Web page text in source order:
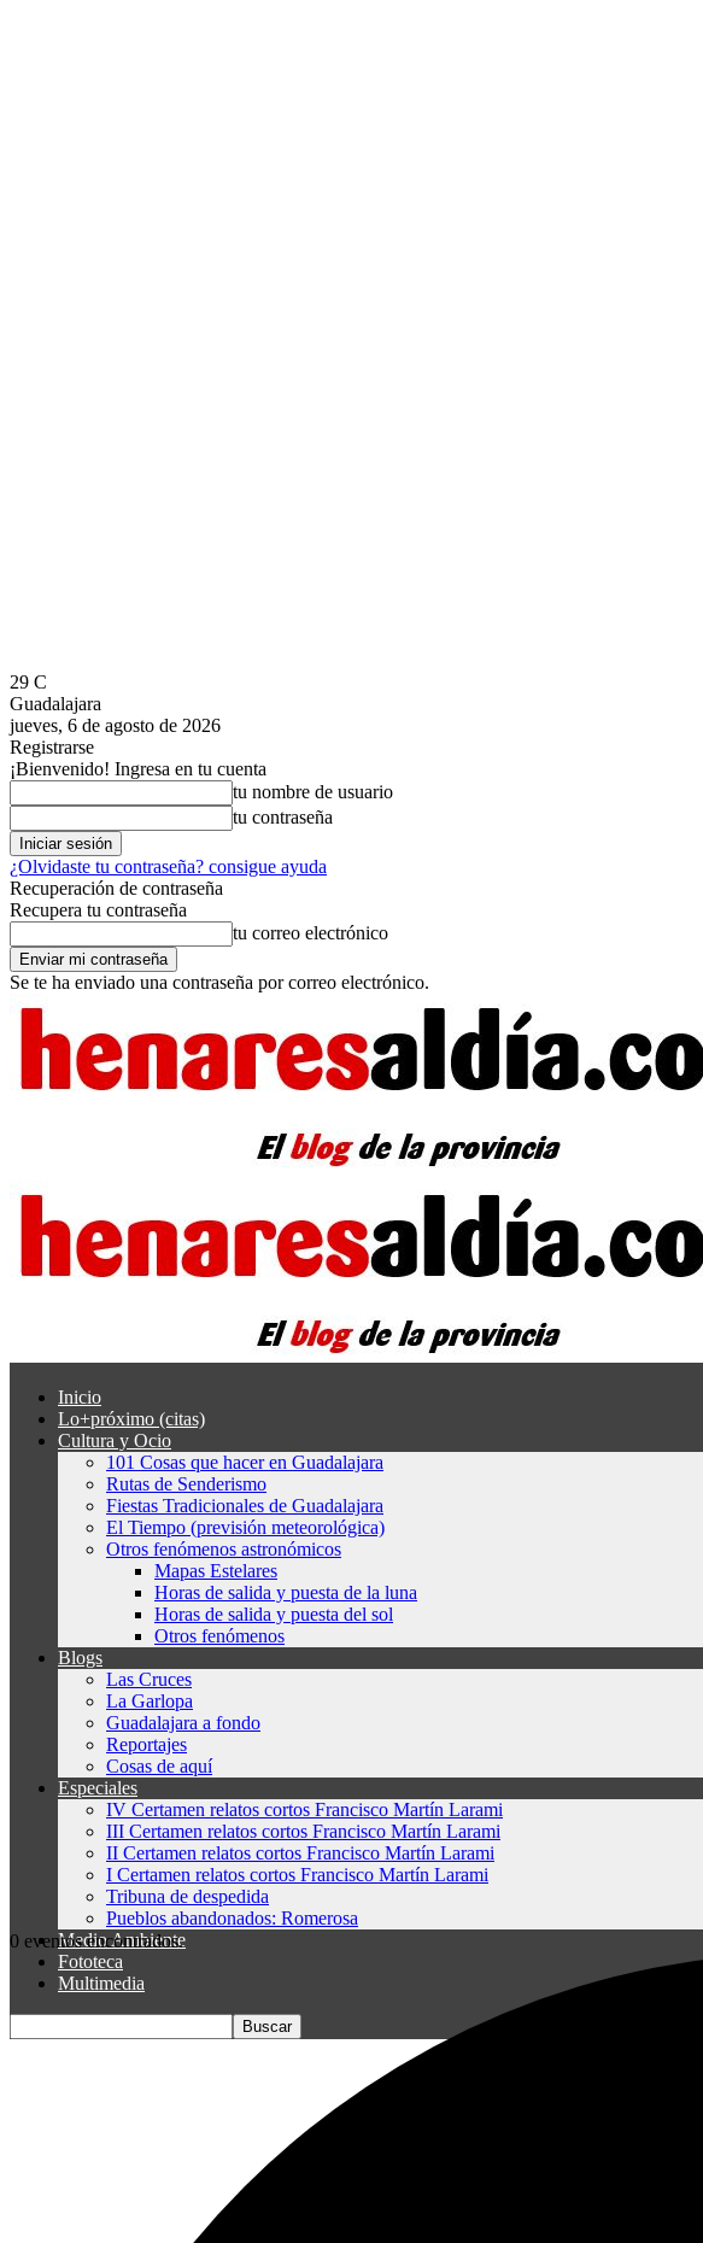
29 C
Guadalajara
jueves, 6 de agosto de 2026
Registrarse
¡Bienvenido! Ingresa en tu cuenta
tu nombre de usuario
tu contraseña
¿Olvidaste tu contraseña? consigue ayuda
Recuperación de contraseña
Recupera tu contraseña
tu correo electrónico
Se te ha enviado una contraseña por correo electrónico.
Inicio
Lo+próximo (citas)
Cultura y Ocio
101 Cosas que hacer en Guadalajara
Rutas de Senderismo
Fiestas Tradicionales de Guadalajara
El Tiempo (previsión meteorológica)
Otros fenómenos astronómicos
Mapas Estelares
Horas de salida y puesta de la luna
Horas de salida y puesta del sol
Otros fenómenos
Blogs
Las Cruces
La Garlopa
Guadalajara a fondo
Reportajes
Cosas de aquí
Especiales
IV Certamen relatos cortos Francisco Martín Larami
III Certamen relatos cortos Francisco Martín Larami
II Certamen relatos cortos Francisco Martín Larami
I Certamen relatos cortos Francisco Martín Larami
Tribuna de despedida
Pueblos abandonados: Romerosa
Medio Ambiente
Fototeca
Multimedia
0 eventos encontrados.